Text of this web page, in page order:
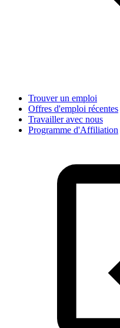
Trouver un emploi
Offres d'emploi récentes
Travailler avec nous
Programme d'Affiliation